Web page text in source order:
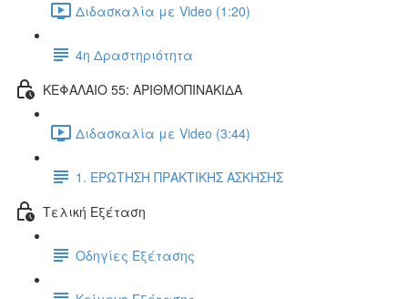
Διδασκαλία με Video (1:20)
4η Δραστηριότητα
ΚΕΦΑΛΑΙΟ 55: ΑΡΙΘΜΟΠΙΝΑΚΙΔΑ
Διδασκαλία με Video (3:44)
1. ΕΡΩΤΗΣΗ ΠΡΑΚΤΙΚΗΣ ΑΣΚΗΣΗΣ
Τελική Εξέταση
Οδηγίες Εξέτασης